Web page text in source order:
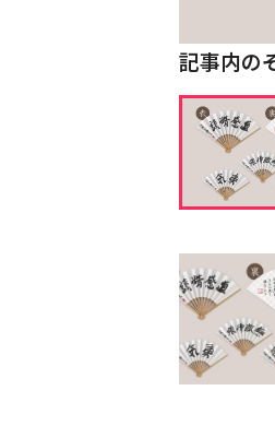
記事内の